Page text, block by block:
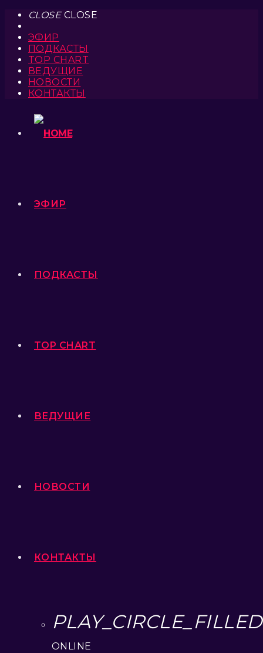
CLOSECLOSE
ЭФИР
ПОДКАСТЫ
TOP CHART
ВЕДУЩИЕ
НОВОСТИ
КОНТАКТЫ
ЭФИР
ПОДКАСТЫ
TOP CHART
ВЕДУЩИЕ
НОВОСТИ
КОНТАКТЫ
PLAY_CIRCLE_FILLED
ONLINE